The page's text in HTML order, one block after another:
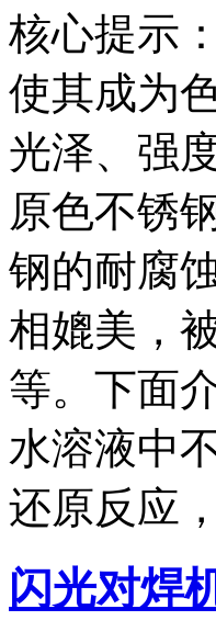
核心提示
使其成为
光泽、强
原色不锈
钢的耐腐
相媲美，
等。下面
水溶液中
还原反应
闪光对焊